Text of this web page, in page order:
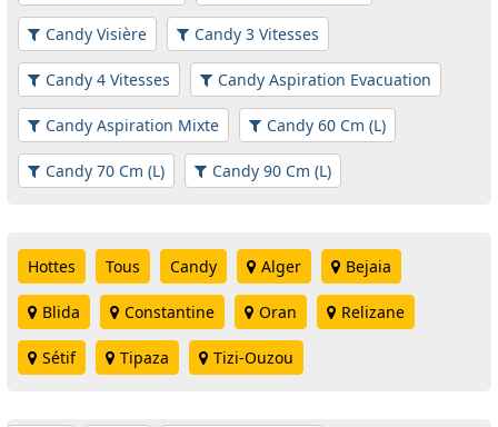
Candy Visière Candy 3 Vitesses
Candy 4 Vitesses Candy Aspiration Evacuation
Candy Aspiration Mixte Candy 60 Cm (L)
Candy 70 Cm (L) Candy 90 Cm (L)
Hottes Tous Candy Alger Bejaia
Blida Constantine Oran Relizane
Sétif Tipaza Tizi-Ouzou